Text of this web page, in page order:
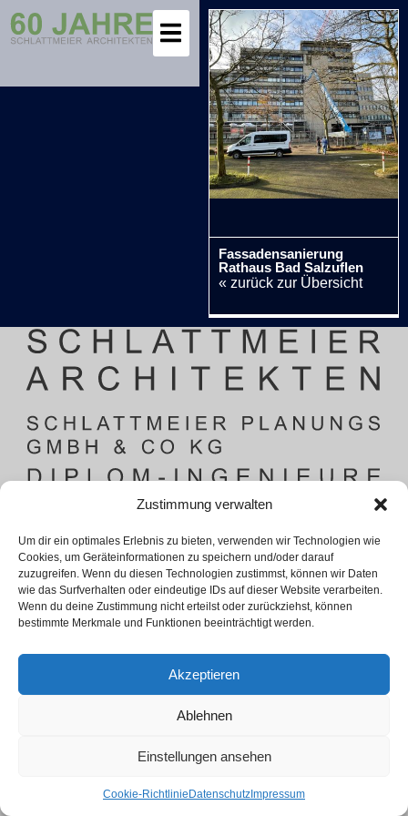
Zustimmung verwalten
Um dir ein optimales Erlebnis zu bieten, verwenden wir Technologien wie
Cookies, um Geräteinformationen zu speichern und/oder darauf
zuzugreifen. Wenn du diesen Technologien zustimmst, können wir Daten
wie das Surfverhalten oder eindeutige IDs auf dieser Website verarbeiten.
Wenn du deine Zustimmung nicht erteilst oder zurückziehst, können
bestimmte Merkmale und Funktionen beeinträchtigt werden.
Akzeptieren
Ablehnen
Einstellungen ansehen
Cookie-Richtlinie Datenschutz Impressum
Fassadensanierung
Rathaus Bad Salzuflen
« zurück zur Übersicht